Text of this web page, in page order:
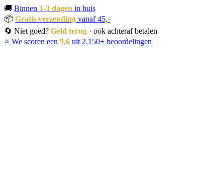
🚚 Binnen 1-3 dagen in huis
📦 Gratis verzending vanaf 45,-
🔄 Niet goed? Geld terug · ook achteraf betalen
⭐ We scoren een 9,6 uit 2.150+ beoordelingen